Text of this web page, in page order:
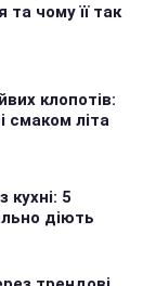
чому її так
клопотів:
смаком літа
кухні: 5
діють